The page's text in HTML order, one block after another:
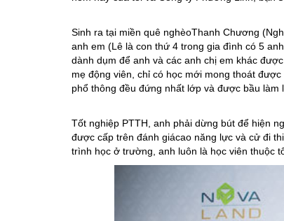
Sinh ra tại miền quê nghèoThanh Chương
anh em (Lê là con thứ 4 trong gia đình có 5
dành dụm để anh và các anh chị em khác
mẹ động viên, chỉ có học mới mong thoát
phổ thông đều đứng nhất lớp và được bầu làm
Tốt nghiệp PTTH, anh phải dừng bút để hiện
được cấp trên đánh giácao năng lực và cử đi
trình học ở trường, anh luôn là học viên thuộc